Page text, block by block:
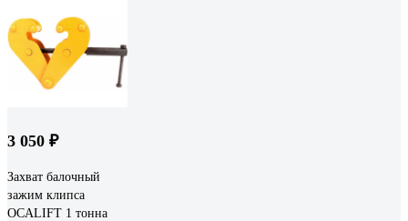
3 050 ₽
Захват балочный
зажим клипса
OCALIFT 1 тонна